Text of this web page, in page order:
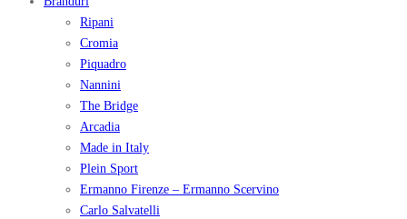
Ripani
Cromia
Piquadro
Nannini
The Bridge
Arcadia
Made in Italy
Plein Sport
Ermanno Firenze – Ermanno Scervino
Carlo Salvatelli